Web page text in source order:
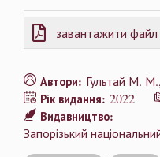
завантажити
Автори: Гультай М. М.
Рік видання: 2022
Видавництво:
Запорізький